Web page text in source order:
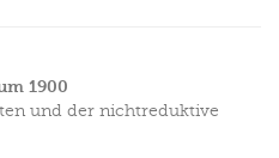
1900
und der nichtreduktive